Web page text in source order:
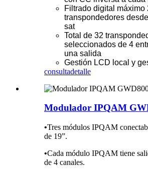
Filtrado digital máximo
transpondedores
sat
Total de 32
seleccionados de 4
una salida
Gestión LCD local y
consultadetalle
Modulador IPQAM
•Tres módulos IPQAM
de 19”.
•Cada módulo IPQAM tiene
de 4 canales.